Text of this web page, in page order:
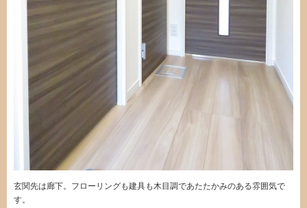
玄関先は廊下。フローリングも建具も木目調であたたかみのある雰囲気で
す。